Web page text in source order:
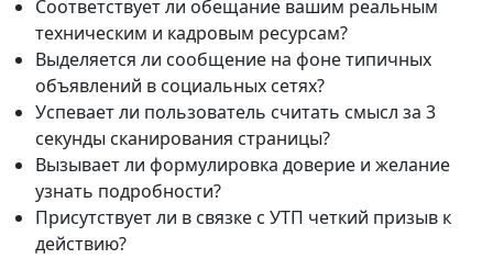
Соответствует ли обещание вашим реальным
техническим и кадровым ресурсам?
Выделяется ли сообщение на фоне типичных
объявлений в социальных сетях?
Успевает ли пользователь считать смысл за 3
секунды сканирования страницы?
Вызывает ли формулировка доверие и желание
узнать подробности?
Присутствует ли в связке с УТП четкий призыв к
действию?